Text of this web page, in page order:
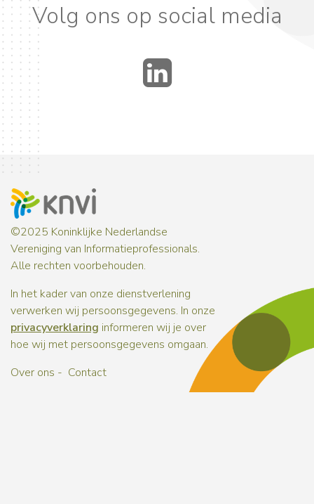
Volg ons op social media
©2025 Koninklijke Nederlandse
Vereniging van Informatieprofessionals.
Alle rechten voorbehouden.
In het kader van onze dienstverlening
verwerken wij persoonsgegevens. In onze
privacyverklaring informeren wij je over
hoe wij met persoonsgegevens omgaan.
Over ons
Contact